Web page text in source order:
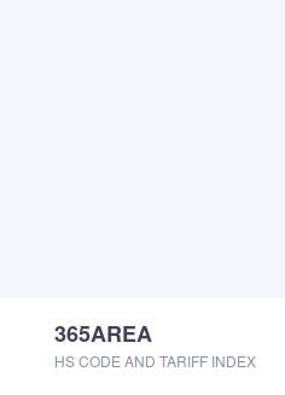
365AREA
HS CODE AND TARIFF INDEX